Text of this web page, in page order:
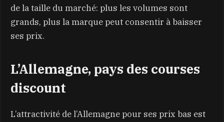
de la taille du marché: plus les volumes sont
grands, plus la marque peut consentir à baisser
ses prix.
L’Allemagne, pays des courses
discount
L’attractivité de l’Allemagne pour ses prix bas est